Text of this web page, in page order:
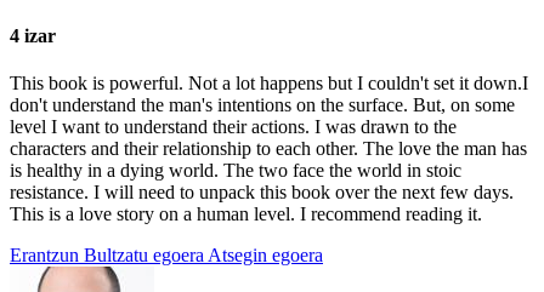
4 izar
This book is powerful. Not a lot happens but I couldn't set it down.I
don't understand the man's intentions on the surface. But, on some
level I want to understand their actions. I was drawn to the
characters and their relationship to each other. The love the man has
is healthy in a dying world. The two face the world in stoic
resistance. I will need to unpack this book over the next few days.
This is a love story on a human level. I recommend reading it.
Erantzun Bultzatu egoeraAtsegin egoera